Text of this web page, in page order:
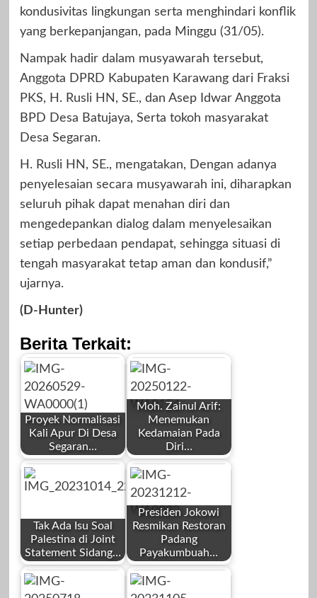
kondusivitas lingkungan serta menghindari konflik
yang berkepanjangan, pada Minggu (31/05).
Nampak hadir dalam musyawarah tersebut,
Anggota DPRD Kabupaten Karawang dari Fraksi
PKS, H. Rusli HN, SE., dan Asep Idwar Anggota
BPD Desa Batujaya, Serta tokoh masyarakat
Desa Segaran.
H. Rusli HN, SE., mengatakan, Dengan adanya
penyelesaian secara musyawarah ini, diharapkan
seluruh pihak dapat menahan diri dan
mengedepankan dialog dalam menyelesaikan
setiap perbedaan pendapat, sehingga situasi di
tengah masyarakat tetap aman dan kondusif,”
ujarnya.
(D-Hunter)
Berita Terkait:
Proyek Normalisasi
Kali Apur Di Desa
Segaran…
by
Redaksi
Mei 28, 2026
Moh. Zainul Arif:
Menemukan
Kedamaian Pada
Diri…
by
Redaksi
Januari 22, 2025
Tak Ada Isu Soal
Palestina di Joint
Statement Sidang…
by
Redaksi
Presiden Jokowi
Resmikan Restoran
Padang
Payakumbuah…
by
Redaksi